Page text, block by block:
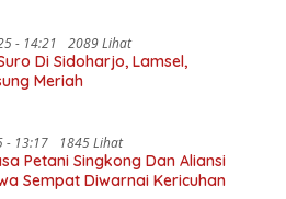
- 14:21 2089 Lihat
Di Sidoharjo, Lamsel,
Meriah
- 13:17 1845 Lihat
Petani Singkong Dan Aliansi
Sempat Diwarnai Kericuhan